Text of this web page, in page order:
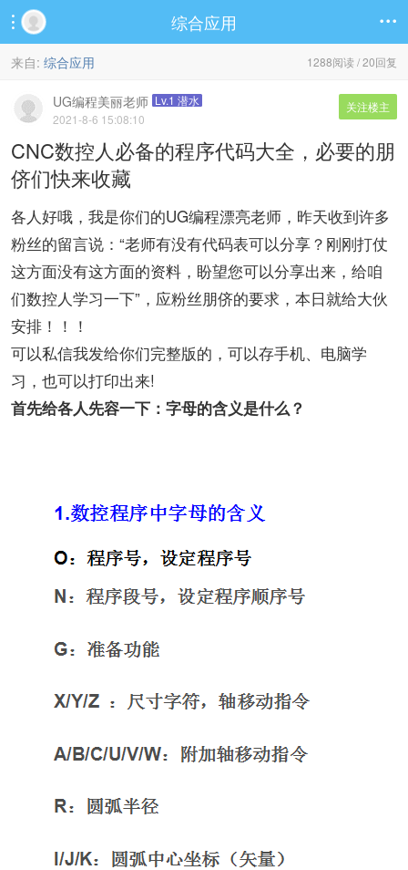
 综合应用 
1288阅读 / 20回复
来自: 综合应用
关注楼主
UG编程美丽老师 Lv.1 潜水
2021-8-6 15:08:10
CNC数控人必备的程序代码大全，必要的朋
侪们快来收藏
各人好哦，我是你们的UG编程漂亮老师，昨天收到许多
粉丝的留言说：“老师有没有代码表可以分享？刚刚打仗
这方面没有这方面的资料，盼望您可以分享出来，给咱
们数控人学习一下”，应粉丝朋侪的要求，本日就给大伙
安排！！！
可以私信我发给你们完整版的，可以存手机、电脑学
习，也可以打印出来!
首先给各人先容一下：字母的含义是什么？